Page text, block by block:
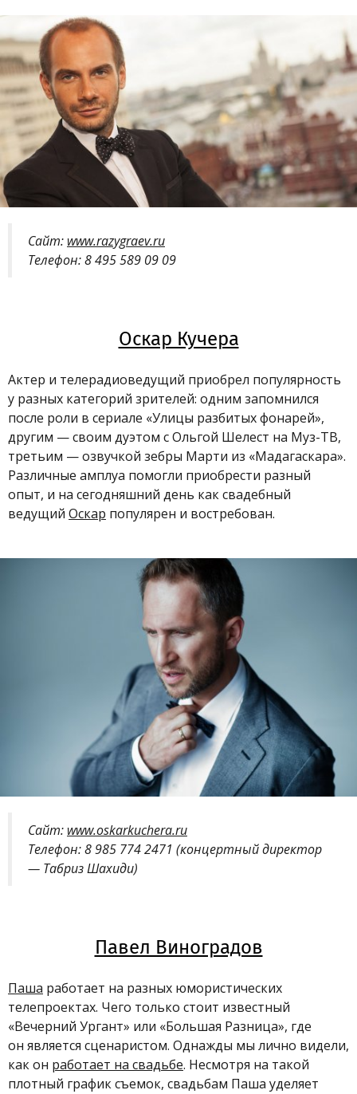
Сайт: www.razygraev.ru
Телефон: 8 495 589 09 09
Оскар Кучера
Актер и телерадиоведущий приобрел популярность
у разных категорий зрителей: одним запомнился
после роли в сериале «Улицы разбитых фонарей»,
другим — своим дуэтом с Ольгой Шелест на Муз-ТВ,
третьим —озвучкой зебры Марти из «Мадагаскара».
Различные амплуа помогли приобрести разный
опыт, и на сегодняшний день как свадебный
ведущий Оскар популярен и востребован.
Сайт: www.oskarkuchera.ru
Телефон: 8985 774 2471 (концертный директор
— Табриз Шахиди)
Павел Виноградов
Паша работает на разных юмористических
телепроектах. Чего только стоит известный
«Вечерний Ургант» или «Большая Разница», где
он является сценаристом. Однажды мы лично видели,
как он работает на свадьбе. Несмотря на такой
плотный график съемок, свадьбам Паша уделяет